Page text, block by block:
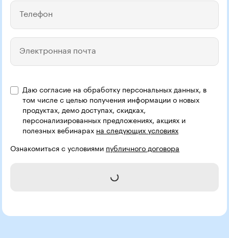
Телефон
Электронная почта
Название компании
Даю согласие на обработку персональных данных, в
том числе с целью получения информации о новых
продуктах, демо доступах, скидках,
персонализированных предложениях, акциях и
полезных вебинарах на следующих условиях
Ознакомиться с условиями публичного договора
Записаться на курс